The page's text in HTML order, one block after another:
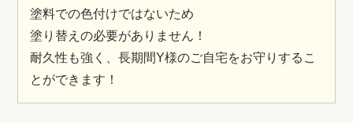
塗料での色付けではないため
塗り替えの必要がありません！
耐久性も強く、長期間Y様のご自宅をお守りするこ
とができます！